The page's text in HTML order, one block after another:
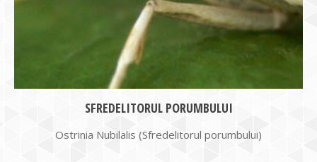
SFREDELITORUL PORUMBULUI
Ostrinia Nubilalis (Sfredelitorul porumbului)